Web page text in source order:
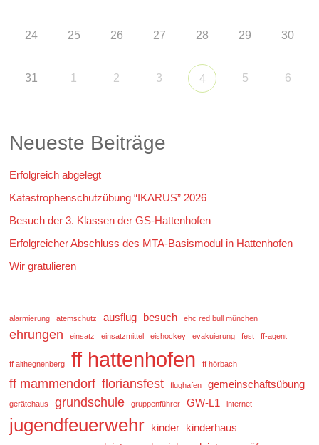
24 25 26 27 28 29 30
31 1 2 3 4 5 6
Neueste Beiträge
Erfolgreich abgelegt
Katastrophenschutzübung “IKARUS” 2026
Besuch der 3. Klassen der GS-Hattenhofen
Erfolgreicher Abschluss des MTA-Basismodul in Hattenhofen
Wir gratulieren
alarmierung atemschutz ausflug besuch ehc red bull münchen
ehrungen einsatz einsatzmittel eishockey evakuierung fest ff-agent
ff althegnenberg ff hattenhofen ff hörbach
ff mammendorf floriansfest flughafen gemeinschaftsübung
gerätehaus grundschule gruppenführer GW-L1 internet
jugendfeuerwehr kinder kinderhaus